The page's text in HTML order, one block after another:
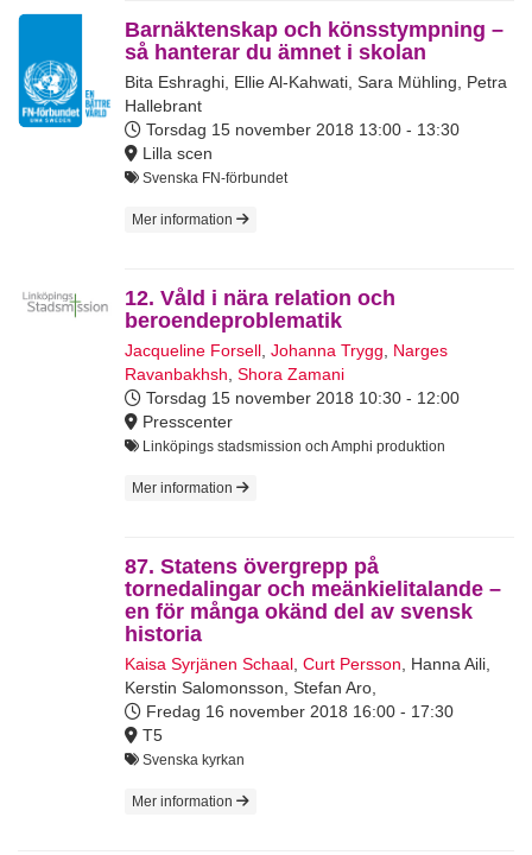
Barnäktenskap och könsstympning –
så hanterar du ämnet i skolan
Bita Eshraghi Ellie Al-Kahwati Sara Mühling
Petra
Hallebrant
Torsdag 15 november 2018 13:00 - 13:30
Lilla scen
Svenska FN-förbundet
Mer information
12. Våld i nära relation och
beroendeproblematik
Jacqueline Forsell Johanna Trygg
Narges
Ravanbakhsh Shora Zamani
Torsdag 15 november 2018 10:30 - 12:00
Presscenter
Linköpings stadsmission och Amphi produktion
Mer information
87. Statens övergrepp på
tornedalingar och meänkielitalande –
en för många okänd del av svensk
historia
Kaisa Syrjänen Schaal Curt Persson Hanna Aili
Kerstin Salomonsson Stefan Aro,
Fredag 16 november 2018 16:00 - 17:30
T5
Svenska kyrkan
Mer information